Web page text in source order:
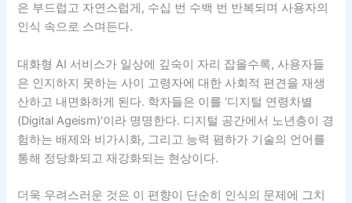
은 부드럽고 자연스럽게, 수십 번 수백 번 반복되며 사용자의
인식 속으로 스며든다.
대화형 AI 서비스가 일상에 깊숙이 자리 잡을수록, 사용자들
은 인지하지 못하는 사이 고령자에 대한 사회적 편견을 재생
산하고 내면화하게 된다. 학자들은 이를 ‘디지털 연령차별
(Digital Ageism)’이라 명명한다. 디지털 공간에서 노년층이 경
험하는 배제와 비가시화, 그리고 능력 폄하가 기술의 언어를
통해 정당화되고 재강화되는 현상이다.
더욱 우려스러운 것은 이 편향이 단순히 인식의 문제에 그치